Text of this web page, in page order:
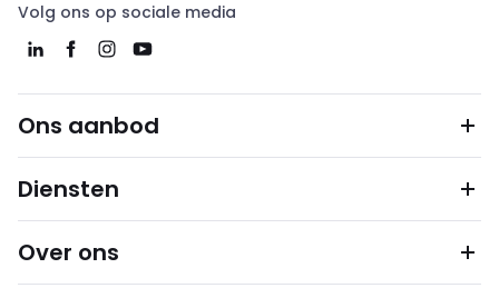
Volg ons op sociale media
Ons aanbod
Diensten
Over ons